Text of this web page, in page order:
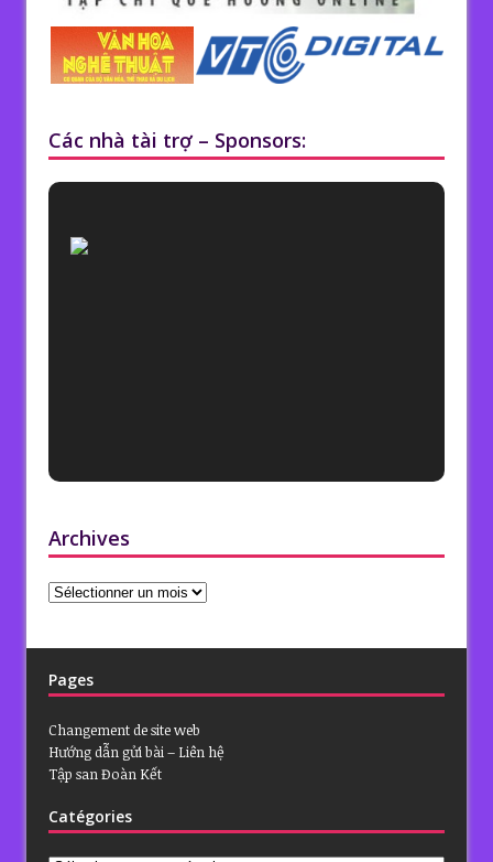
Các nhà tài trợ – Sponsors:
Archives
Pages
Changement de site web
Hướng dẫn gửi bài – Liên hệ
Tập san Đoàn Kết
Catégories